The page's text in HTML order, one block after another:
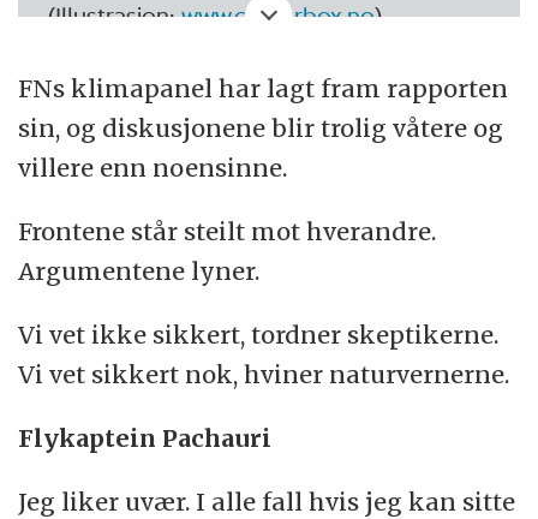
(Illustrasjon:www.colourbox.no)
I denne kommentarspalten flyr
forskning.nos journalist Arnfinn Christensen
lavt under nyhetsradaren og kretser over
naturvitenskap og filosofi.
FNs klimapanel har lagt fram rapporten
sin, og diskusjonene blir trolig våtere og
villere enn noensinne.
Frontene står steilt mot hverandre.
Argumentene lyner.
Vi vet ikke sikkert, tordner skeptikerne.
Vi vet sikkert nok, hviner naturvernerne.
Flykaptein Pachauri
Jeg liker uvær. I alle fall hvis jeg kan sitte